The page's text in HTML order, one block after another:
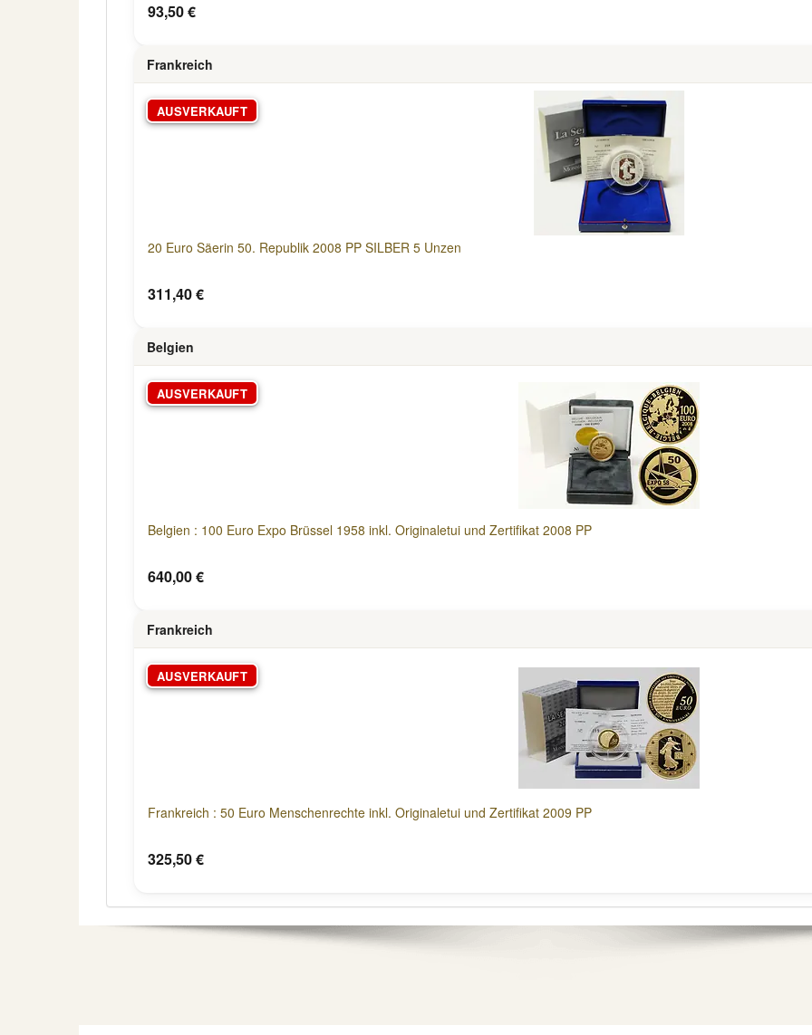
93,50 €
Frankreich
AUSVERKAUFT
20 Euro Säerin 50. Republik 2008 PP SILBER 5 Unzen
311,40 €
Belgien
AUSVERKAUFT
Belgien : 100 Euro Expo Brüssel 1958 inkl. Originaletui und Zertifikat 2008 PP
640,00 €
Frankreich
AUSVERKAUFT
Frankreich : 50 Euro Menschenrechte inkl. Originaletui und Zertifikat 2009 PP
325,50 €